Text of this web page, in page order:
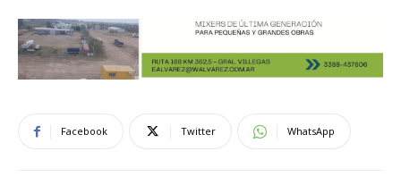
Facebook Twitter WhatsApp